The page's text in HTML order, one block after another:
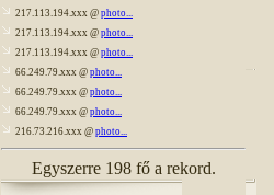
217.113.194.xxx @ photo...
217.113.194.xxx @ photo...
217.113.194.xxx @ photo...
66.249.79.xxx @ photo...
66.249.79.xxx @ photo...
66.249.79.xxx @ photo...
216.73.216.xxx @ photo...
Egyszerre 198 fő a rekord.